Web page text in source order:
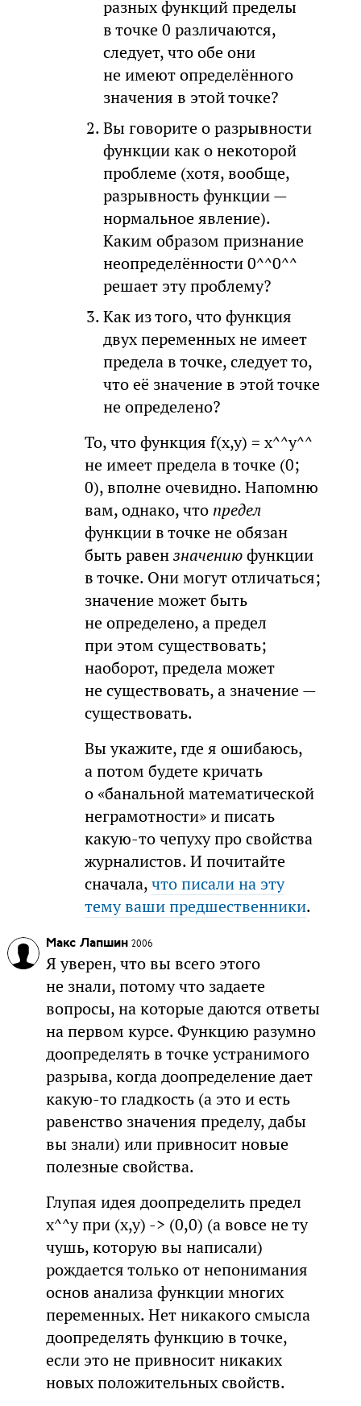
разных функций пределы
в точке 0 различаются,
следует, что обе они
не имеют определённого
значения в этой точке?
Вы говорите о разрывности
функции как о некоторой
проблеме (хотя, вообще,
разрывность функции —
нормальное явление).
Каким образом признание
неопределённости 0^^0^^
решает эту проблему?
Как из того, что функция
двух переменных не имеет
предела в точке, следует то,
что её значение в этой точке
не определено?
То, что функция f(x,y) = x^^y^^
не имеет предела в точке (0;
0), вполне очевидно. Напомню
вам, однако, что предел
функции в точке не обязан
быть равензначениюфункции
в точке. Они могут отличаться;
значение может быть
не определено, а предел
при этом существовать;
наоборот, предела может
не существовать, а значение —
существовать.
Вы укажите, где я ошибаюсь,
а потом будете кричать
о «банальной математической
неграмотности» и писать
какую-то чепуху про свойства
журналистов. И почитайте
сначала,что писали на эту
тему ваши предшественники.
Макс Лапшин 2006
Я уверен, что вы всего этого
не знали, потому что задаете
вопросы, на которые даются ответы
на первом курсе. Функцию разумно
доопределять в точке устранимого
разрыва, когда доопределение дает
какую-то гладкость (а это и есть
равенство значения пределу, дабы
вы знали) или привносит новые
полезные свойства.
Глупая идея доопределить предел
x^^y при (x,y) -> (0,0) (а вовсе не ту
чушь, которую вы написали)
рождается только от непонимания
основ анализа функции многих
переменных. Нет никакого смысла
доопределять функцию в точке,
если это не привносит никаких
новых положительных свойств.